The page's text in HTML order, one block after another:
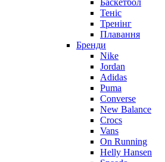
Теніс
Тренінг
Плавання
Бренди
Nike
Jordan
Adidas
Puma
Converse
New Balance
Crocs
Vans
On Running
Helly Hansen